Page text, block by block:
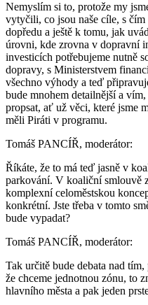
Nemyslím si to, protože my
vytyčili, co jsou naše cíle, s čím
dopředu a ještě k tomu, jak
úrovni, kde zrovna v dopravní
investicích potřebujeme nutně
dopravy, s Ministerstvem
všechno výhody a teď
bude mnohem detailnější a
propsat, ať už věci, které jsme
měli Piráti v programu.
Tomáš PANCÍŘ, moderátor:
Říkáte, že to má teď jasně v
parkování. V koaliční smlouvě
komplexní celoměstskou
konkrétní. Jste třeba v tomto
bude vypadat?
Tomáš PANCÍŘ, moderátor:
Tak určitě bude debata nad
že chceme jednotnou zónu, to
hlavního města a pak jeden